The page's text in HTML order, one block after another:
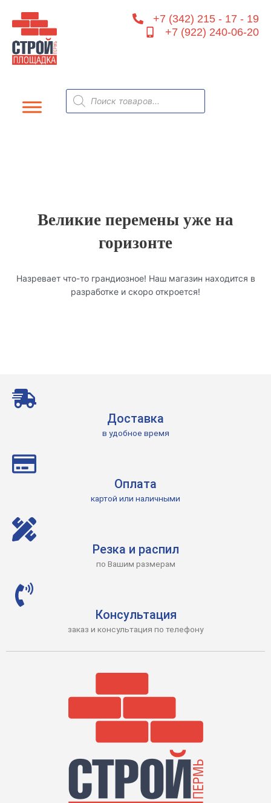
содержимому
+7 (342) 215 - 17 - 19
+7 (922) 240-06-20
Поиск
товаров
Великие перемены уже на
горизонте
Назревает что-то грандиозное! Наш магазин находится в
разработке и скоро откроется!
Доставка
в удобное время
Оплата
картой или наличными
Резка и распил
по Вашим размерам
Консультация
заказ и консультация по телефону